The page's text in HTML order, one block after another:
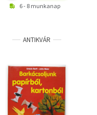
6 - 8 munkanap
ANTIKVÁR